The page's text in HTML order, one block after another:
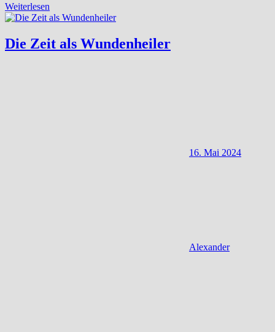
Weiterlesen
Die Zeit als Wundenheiler
16. Mai 2024
Alexander